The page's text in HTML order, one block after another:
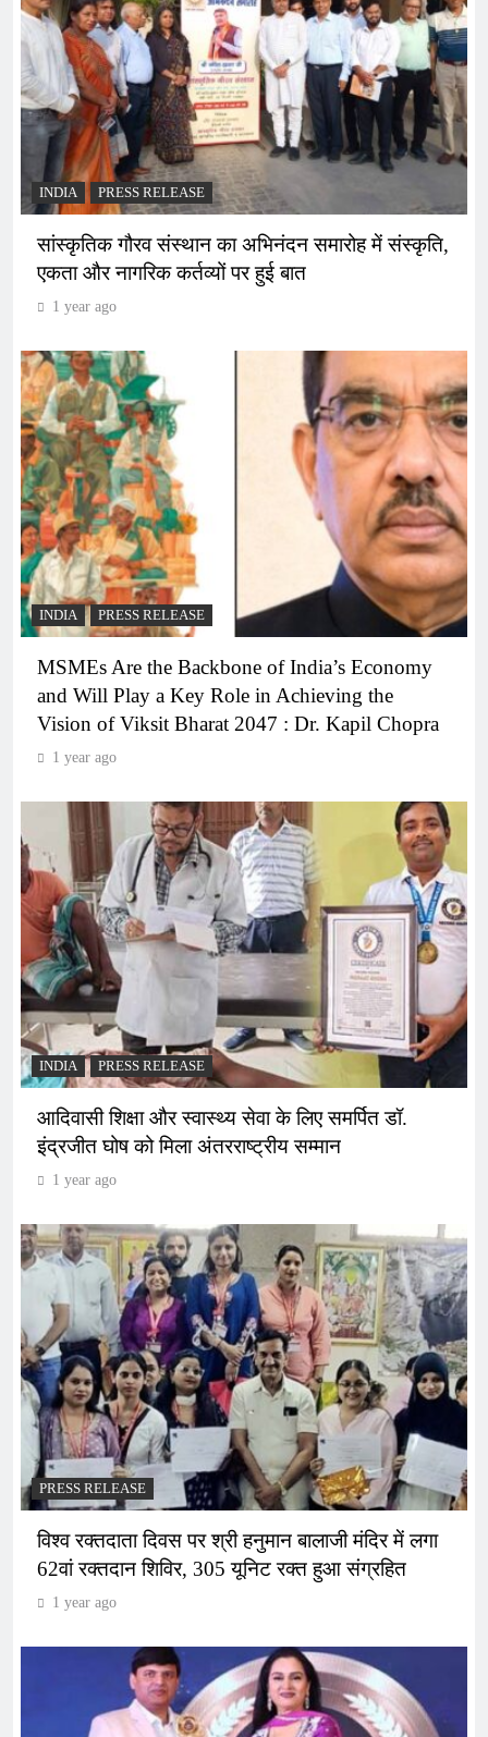
INDIA PRESS RELEASE
सांस्कृतिक गौरव संस्थान का अभिनंदन समारोह में संस्कृति,
एकता और नागरिक कर्तव्यों पर हुई बात
1 year ago
INDIA PRESS RELEASE
MSMEs Are the Backbone of India’s Economy
and Will Play a Key Role in Achieving the
Vision of Viksit Bharat 2047 : Dr. Kapil Chopra
1 year ago
INDIA PRESS RELEASE
आदिवासी शिक्षा और स्वास्थ्य सेवा के लिए समर्पित डॉ.
इंद्रजीत घोष को मिला अंतरराष्ट्रीय सम्मान
1 year ago
PRESS RELEASE
विश्व रक्तदाता दिवस पर श्री हनुमान बालाजी मंदिर में लगा
62वां रक्तदान शिविर, 305 यूनिट रक्त हुआ संग्रहित
1 year ago